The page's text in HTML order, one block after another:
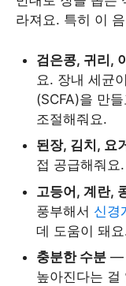
라져요. 특히 이
검은콩, 귀리,
요. 장내 세균
(SCFA)을 만
조절해줘요.
된장, 김치, 요
접 공급해줘요
고등어, 계란,
풍부해서 신경
데 도움이 돼
충분한 수분—
높아진다는 걸